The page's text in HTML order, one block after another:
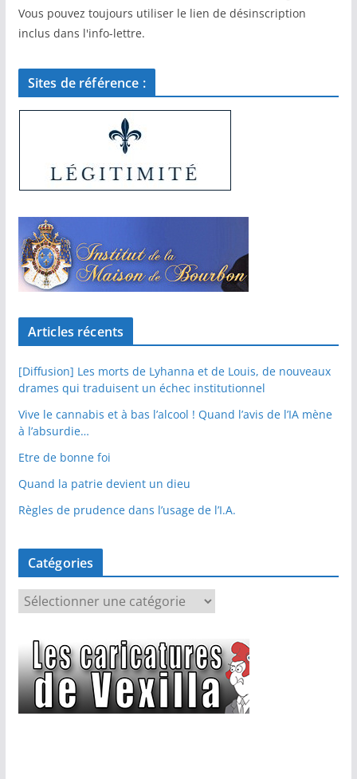
Vous pouvez toujours utiliser le lien de désinscription
inclus dans l'info-lettre.
Sites de référence :
Articles récents
[Diffusion] Les morts de Lyhanna et de Louis, de nouveaux
drames qui traduisent un échec institutionnel
Vive le cannabis et à bas l’alcool ! Quand l’avis de l’IA mène
à l’absurdie…
Etre de bonne foi
Quand la patrie devient un dieu
Règles de prudence dans l’usage de l’I.A.
Catégories
é
g
o
r